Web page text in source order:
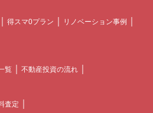
得スマ0プラン
リノベーション事例
覧 不動産投資の流れ
査定